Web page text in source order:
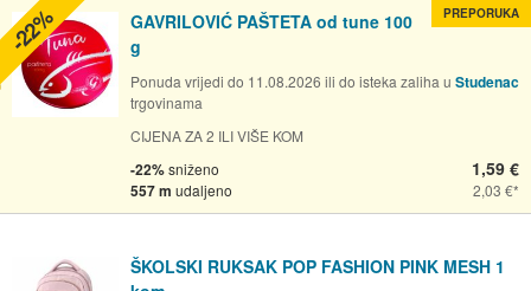
GAVRILOVIĆ PAŠTETA od tune 100
g
Ponuda vrijedi do 11.08.2026 ili do isteka zaliha u Studenac
trgovinama
CIJENA ZA 2 ILI VIŠE KOM
-22%sniženo
557 m udaljeno
1,59 €
2,03 €
PREPORUKA
-22%
ŠKOLSKI RUKSAK POP FASHION PINK MESH 1